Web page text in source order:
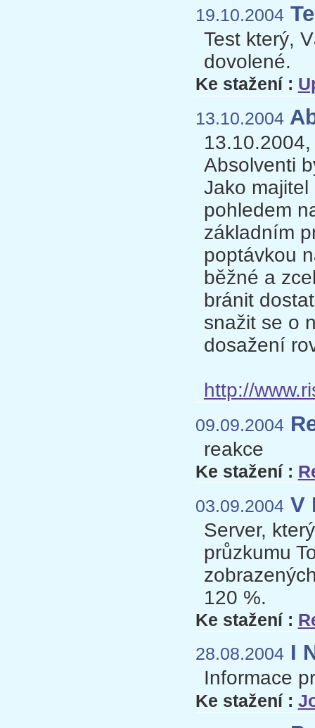
19.10.2004
Test který,
dovolené.
Ke stažení :
13.10.2004
Absolventi
Jako
pohledem
základním
poptávkou
běžné a
bránit
snažit se o
dosažení
http://
09.09.2004
reakce
Ke stažení :
03.09.2004V
Server,
průzkumu
120 %.
Ke stažení :
28.08.2004I
Informace
Ke stažení :